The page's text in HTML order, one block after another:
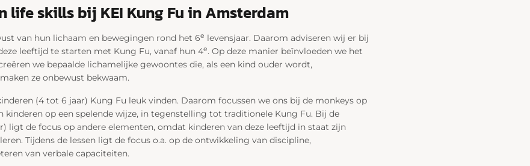
life skills bij KEI Kung Fu in Amsterdam
van hun lichaam en bewegingen rond het 6e levensjaar. Daarom adviseren wij er bij
leeftijd te starten met Kung Fu, vanaf hun 4e. Op deze manier beïnvloeden we het
we bepaalde lichamelijke gewoontes die, als een kind ouder wordt,
ze onbewust bekwaam.
(4 tot 6 jaar) Kung Fu leuk vinden. Daarom focussen we ons bij de monkeys op
kinderen op een spelende wijze, in tegenstelling tot traditionele Kung Fu. Bij de
ligt de focus op andere elementen, omdat kinderen van deze leeftijd in staat zijn
Tijdens de lessen ligt de focus o.a. op de ontwikkeling van discipline,
van verbale capaciteiten.